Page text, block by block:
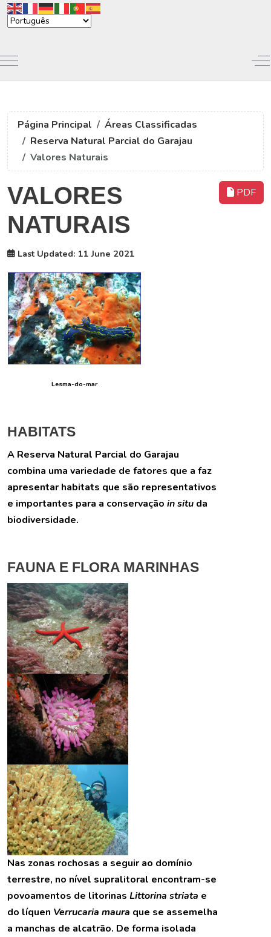
Mobile Menu Toggle
Página Principal
Áreas Classificadas
Reserva Natural Parcial do Garajau
Valores Naturais
PDF
VALORES
NATURAIS
Last Updated: 11 June 2021
Lesma-do-mar
HABITATS
A Reserva Natural Parcial do Garajau
combina uma variedade de fatores que a faz
apresentar habitats que são representativos
e importantes para a conservação in situ da
biodiversidade.
FAUNA E FLORA MARINHAS
Nas zonas rochosas a seguir ao domínio
terrestre, no nível supralitoral encontram-se
povoamentos de litorinas Littorina striata e
do líquen Verrucaria maura que se assemelha
a manchas de alcatrão. De forma isolada